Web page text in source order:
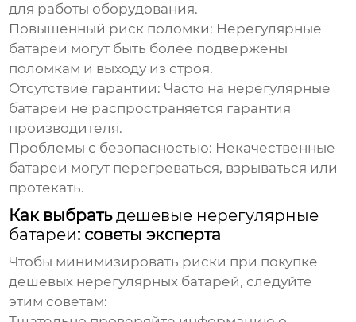
для работы оборудования.
Повышенный риск поломки: Нерегулярные
батареи могут быть более подвержены
поломкам и выходу из строя.
Отсутствие гарантии: Часто на нерегулярные
батареи не распространяется гарантия
производителя.
Проблемы с безопасностью: Некачественные
батареи могут перегреваться, взрываться или
протекать.
Как выбратьдешевые нерегулярные
батареи: советы эксперта
Чтобы минимизировать риски при покупке
дешевых нерегулярных батарей, следуйте
этим советам: